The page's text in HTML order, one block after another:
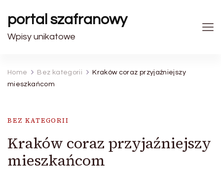
portal szafranowy
Wpisy unikatowe
Home Bez kategorii
Kraków coraz przyjaźniejszy
mieszkańcom
BEZ KATEGORII
Kraków coraz przyjaźniejszy
mieszkańcom